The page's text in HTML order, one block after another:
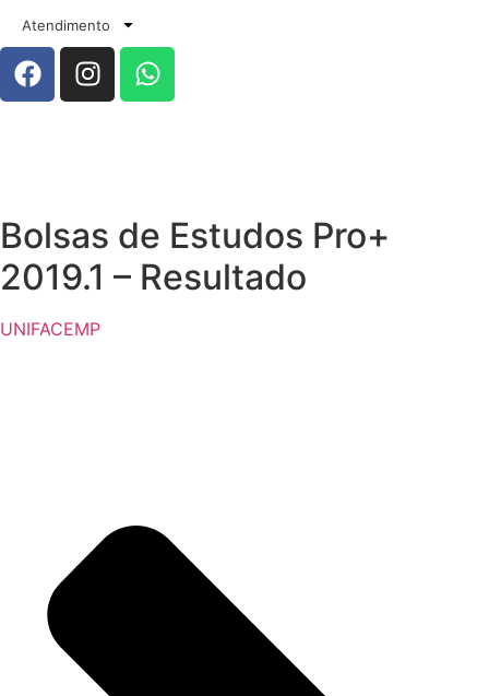
Atendimento
Bolsas de Estudos Pro+
2019.1 – Resultado
UNIFACEMP